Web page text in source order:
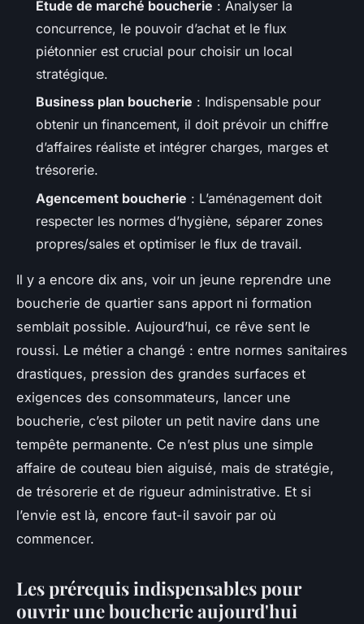
Étude de marché boucherie : Analyser la
concurrence, le pouvoir d’achat et le flux
piétonnier est crucial pour choisir un local
stratégique.
Business plan boucherie : Indispensable pour
obtenir un financement, il doit prévoir un chiffre
d’affaires réaliste et intégrer charges, marges et
trésorerie.
Agencement boucherie : L’aménagement doit
respecter les normes d’hygiène, séparer zones
propres/sales et optimiser le flux de travail.
Il y a encore dix ans, voir un jeune reprendre une
boucherie de quartier sans apport ni formation
semblait possible. Aujourd’hui, ce rêve sent le
roussi. Le métier a changé : entre normes sanitaires
drastiques, pression des grandes surfaces et
exigences des consommateurs, lancer une
boucherie, c’est piloter un petit navire dans une
tempête permanente. Ce n’est plus une simple
affaire de couteau bien aiguisé, mais de stratégie,
de trésorerie et de rigueur administrative. Et si
l’envie est là, encore faut-il savoir par où
commencer.
Les prérequis indispensables pour
ouvrir une boucherie aujourd'hui